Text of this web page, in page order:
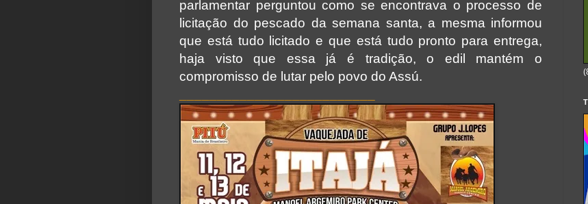
parlamentar perguntou como se encontrava o processo de
licitação do pescado da semana santa, a mesma informou
que está tudo licitado e que está tudo pronto para entrega,
haja visto que essa já é tradição, o edil mantém o
compromisso de lutar pelo povo do Assú.